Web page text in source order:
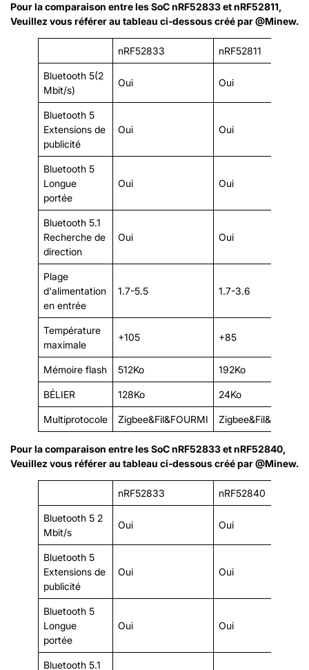
Pour la comparaison entre les SoC nRF52833 et nRF52811,
Veuillez vous référer au tableau ci-dessous créé par @Minew.
nRF52833 nRF52811
Bluetooth 5(2
Mbit/s)
Oui Oui
Bluetooth 5
Extensions de
publicité
Oui Oui
Bluetooth 5
Longue
portée
Oui Oui
Bluetooth 5.1
Recherche de
direction
Oui Oui
Plage
d'alimentation
en entrée
1.7-5.5 1.7-3.6
Température
maximale
+105 +85
Mémoire flash 512Ko 192Ko
BÉLIER 128Ko 24Ko
Multiprotocole Zigbee&Fil&FOURMI Zigbee&Fil&FOURMI
Pour la comparaison entre les SoC nRF52833 et nRF52840,
Veuillez vous référer au tableau ci-dessous créé par @Minew.
nRF52833 nRF52840
Bluetooth 5 2
Mbit/s
Oui Oui
Bluetooth 5
Extensions de
publicité
Oui Oui
Bluetooth 5
Longue
portée
Oui Oui
Bluetooth 5.1